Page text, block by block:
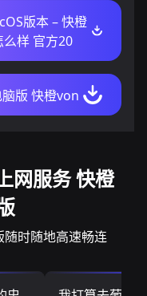
版本 – 快橙
样 官方20
版 快橙von
网服务 快橙
时随地高速畅连